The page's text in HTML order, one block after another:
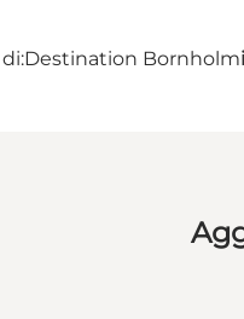
Destination Bornholm